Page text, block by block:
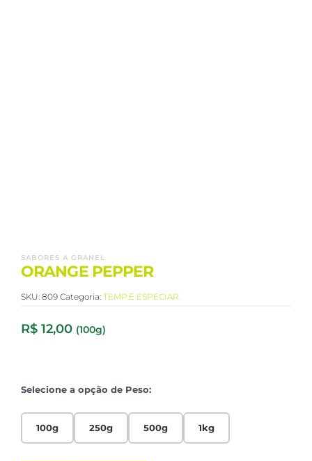
SABORES A GRANEL
ORANGE PEPPER
SKU: 809 Categoria: TEMP.E ESPECIAR.
R$ 12,00 (100g)
Selecione a opção de Peso:
100g 250g 500g 1kg